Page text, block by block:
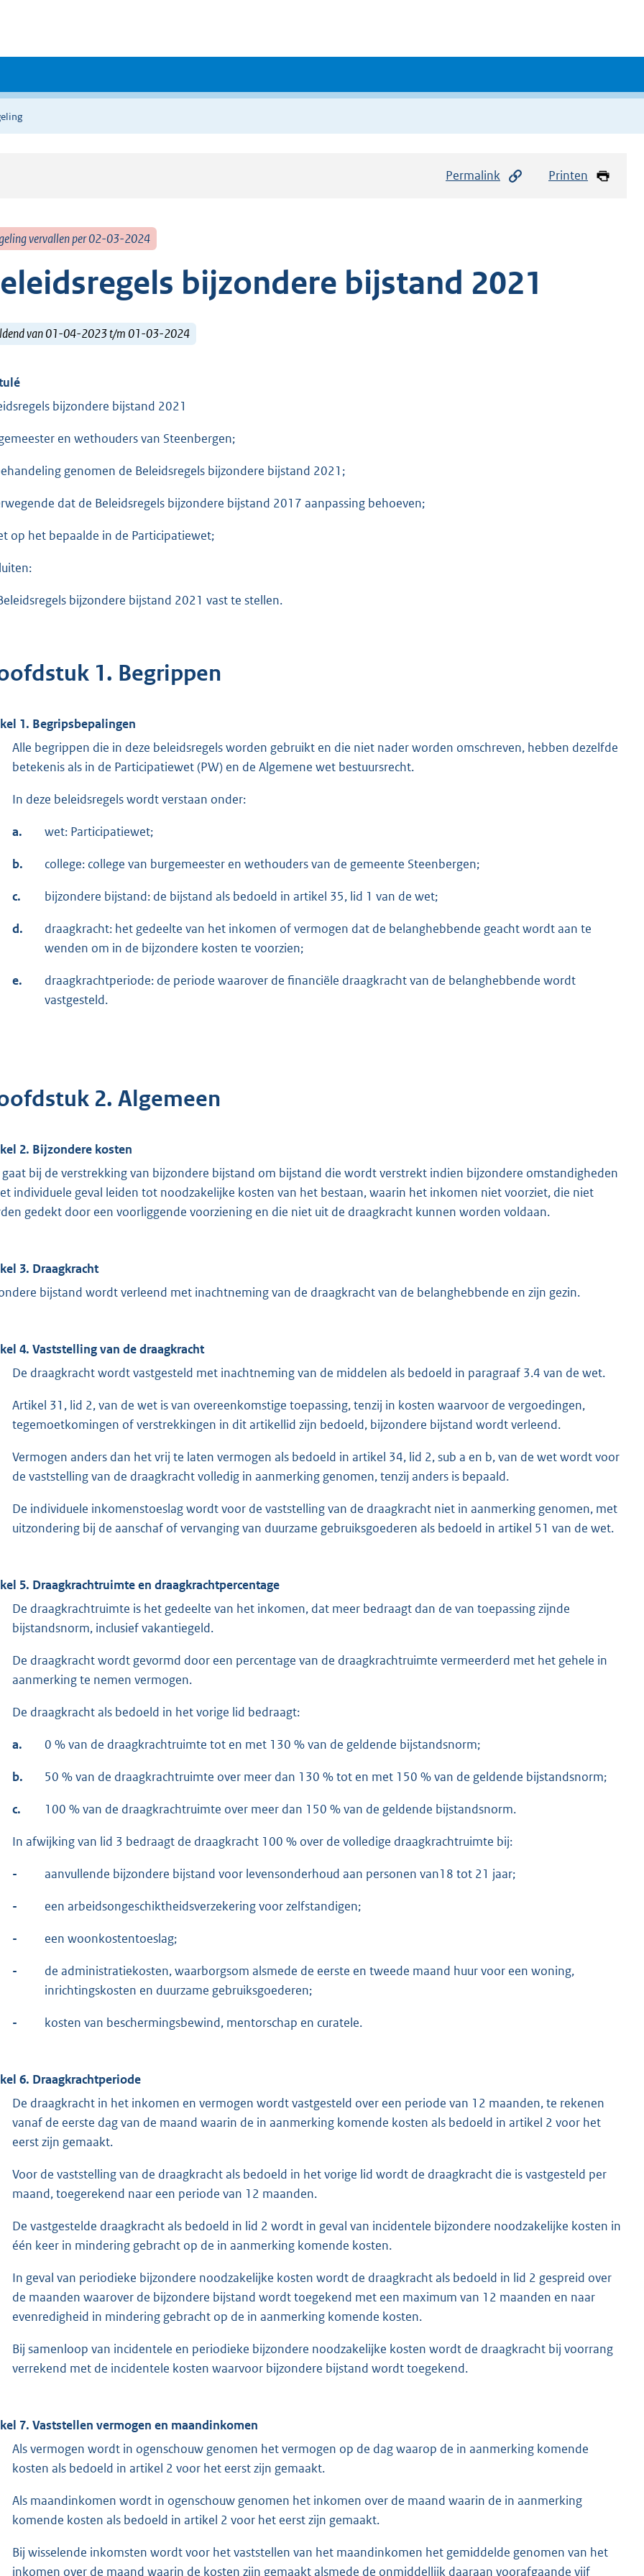
Permalink Printen
vervallen per 02-03-2024
bijzondere bijstand 2021
van 01-04-2023 t/m 01-03-2024
bijzondere bijstand 2021
en wethouders van Steenbergen;
genomen de Beleidsregels bijzondere bijstand 2021;
dat de Beleidsregels bijzondere bijstand 2017 aanpassing behoeven;
op het bepaalde in de Participatiewet;
bijzondere bijstand 2021 vast te stellen.
1. Begrippen
1. Begripsbepalingen
Alle begrippen die in deze beleidsregels worden gebruikt en die niet nader worden omschreven, hebben dezelfde
betekenis als in de Participatiewet (PW) en de Algemene wet bestuursrecht.
In deze beleidsregels wordt verstaan onder:
a. wet: Participatiewet;
b. college: college van burgemeester en wethouders van de gemeente Steenbergen;
c. bijzondere bijstand: de bijstand als bedoeld in artikel 35, lid 1 van de wet;
d.
draagkracht: het gedeelte van het inkomen of vermogen dat de belanghebbende geacht wordt aan te
wenden om in de bijzondere kosten te voorzien;
e.
draagkrachtperiode: de periode waarover de financiële draagkracht van de belanghebbende wordt
vastgesteld.
2. Algemeen
2. Bijzondere kosten
gaat bij de verstrekking van bijzondere bijstand om bijstand die wordt verstrekt indien bijzondere omstandigheden
individuele geval leiden tot noodzakelijke kosten van het bestaan, waarin het inkomen niet voorziet, die niet
gedekt door een voorliggende voorziening en die niet uit de draagkracht kunnen worden voldaan.
3. Draagkracht
bijstand wordt verleend met inachtneming van de draagkracht van de belanghebbende en zijn gezin.
4. Vaststelling van de draagkracht
De draagkracht wordt vastgesteld met inachtneming van de middelen als bedoeld in paragraaf 3.4 van de wet.
Artikel 31, lid 2, van de wet is van overeenkomstige toepassing, tenzij in kosten waarvoor de vergoedingen,
tegemoetkomingen of verstrekkingen in dit artikellid zijn bedoeld, bijzondere bijstand wordt verleend.
Vermogen anders dan het vrij te laten vermogen als bedoeld in artikel 34, lid 2, sub a en b, van de wet wordt voor
de vaststelling van de draagkracht volledig in aanmerking genomen, tenzij anders is bepaald.
De individuele inkomenstoeslag wordt voor de vaststelling van de draagkracht niet in aanmerking genomen, met
uitzondering bij de aanschaf of vervanging van duurzame gebruiksgoederen als bedoeld in artikel 51 van de wet.
5. Draagkrachtruimte en draagkrachtpercentage
De draagkrachtruimte is het gedeelte van het inkomen, dat meer bedraagt dan de van toepassing zijnde
bijstandsnorm, inclusief vakantiegeld.
De draagkracht wordt gevormd door een percentage van de draagkrachtruimte vermeerderd met het gehele in
aanmerking te nemen vermogen.
De draagkracht als bedoeld in het vorige lid bedraagt:
a. 0 % van de draagkrachtruimte tot en met 130 % van de geldende bijstandsnorm;
b. 50 % van de draagkrachtruimte over meer dan 130 % tot en met 150 % van de geldende bijstandsnorm;
c. 100 % van de draagkrachtruimte over meer dan 150 % van de geldende bijstandsnorm.
In afwijking van lid 3 bedraagt de draagkracht 100 % over de volledige draagkrachtruimte bij:
- aanvullende bijzondere bijstand voor levensonderhoud aan personen van18 tot 21 jaar;
- een arbeidsongeschiktheidsverzekering voor zelfstandigen;
- een woonkostentoeslag;
-
de administratiekosten, waarborgsom alsmede de eerste en tweede maand huur voor een woning,
inrichtingskosten en duurzame gebruiksgoederen;
- kosten van beschermingsbewind, mentorschap en curatele.
6. Draagkrachtperiode
De draagkracht in het inkomen en vermogen wordt vastgesteld over een periode van 12 maanden, te rekenen
vanaf de eerste dag van de maand waarin de in aanmerking komende kosten als bedoeld in artikel 2 voor het
eerst zijn gemaakt.
Voor de vaststelling van de draagkracht als bedoeld in het vorige lid wordt de draagkracht die is vastgesteld per
maand, toegerekend naar een periode van 12 maanden.
De vastgestelde draagkracht als bedoeld in lid 2 wordt in geval van incidentele bijzondere noodzakelijke kosten in
één keer in mindering gebracht op de in aanmerking komende kosten.
In geval van periodieke bijzondere noodzakelijke kosten wordt de draagkracht als bedoeld in lid 2 gespreid over
de maanden waarover de bijzondere bijstand wordt toegekend met een maximum van 12 maanden en naar
evenredigheid in mindering gebracht op de in aanmerking komende kosten.
Bij samenloop van incidentele en periodieke bijzondere noodzakelijke kosten wordt de draagkracht bij voorrang
verrekend met de incidentele kosten waarvoor bijzondere bijstand wordt toegekend.
7. Vaststellen vermogen en maandinkomen
Als vermogen wordt in ogenschouw genomen het vermogen op de dag waarop de in aanmerking komende
kosten als bedoeld in artikel 2 voor het eerst zijn gemaakt.
Als maandinkomen wordt in ogenschouw genomen het inkomen over de maand waarin de in aanmerking
komende kosten als bedoeld in artikel 2 voor het eerst zijn gemaakt.
Bij wisselende inkomsten wordt voor het vaststellen van het maandinkomen het gemiddelde genomen van het
inkomen over de maand waarin de kosten zijn gemaakt alsmede de onmiddellijk daaraan voorafgaande vijf